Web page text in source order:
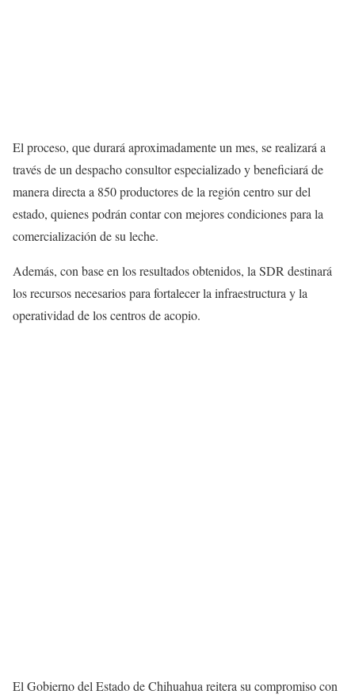
El proceso, que durará aproximadamente un mes, se realizará a
través de un despacho consultor especializado y beneficiará de
manera directa a 850 productores de la región centro sur del
estado, quienes podrán contar con mejores condiciones para la
comercialización de su leche.
Además, con base en los resultados obtenidos, la SDR destinará
los recursos necesarios para fortalecer la infraestructura y la
operatividad de los centros de acopio.
El Gobierno del Estado de Chihuahua reitera su compromiso con